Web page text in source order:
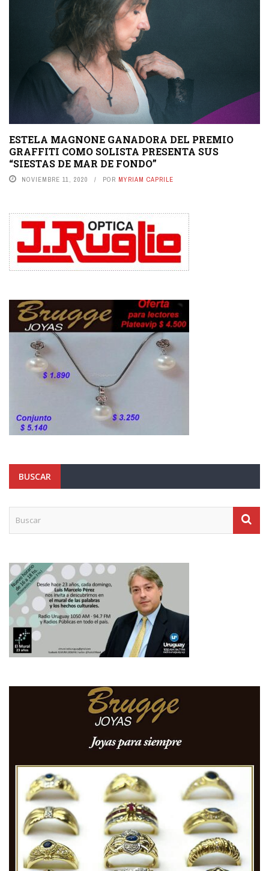
ESTELA MAGNONE GANADORA DEL PREMIO
GRAFFITI COMO SOLISTA PRESENTA SUS
“SIESTAS DE MAR DE FONDO”
NOVIEMBRE 11, 2020 POR MYRIAM CAPRILE
BUSCAR